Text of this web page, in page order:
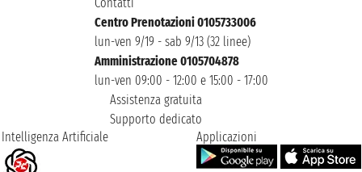
Centro Prenotazioni 0105733006
lun-ven 9/19 - sab 9/13 (32 linee)
Amministrazione 0105704878
lun-ven 09:00 - 12:00 e 15:00 - 17:00
Assistenza gratuita
Supporto dedicato
Intelligenza Artificiale
Applicazioni